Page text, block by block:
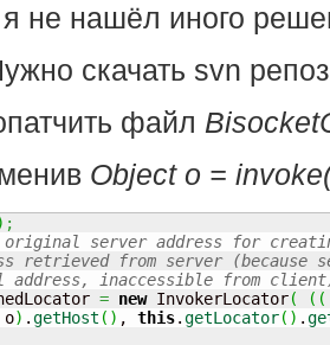
не нашёл иного
скачать svn
файл
Object o =
;
server address for
retrieved from server (because
inaccessible from
= new InvokerLocator( ( (
o) .getHost ( ) , this.getLocator( ) .